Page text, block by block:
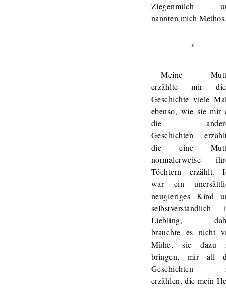
Ziegenmilch
nannten mich
*
Meine
erzählte mir
Geschichte viele
ebenso, wie sie mir
die
Geschichten
die eine
normalerweise
Töchtern erzählt.
war ein
neugieriges Kind
selbstverständlich
Liebling,
brauchte es nicht
Mühe, sie dazu
bringen, mir all
Geschichten
erzählen, die mein